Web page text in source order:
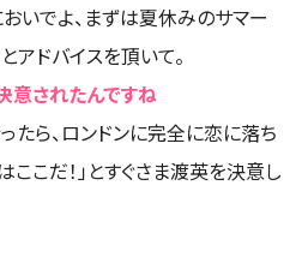
いでよ、まずは夏休みのサマー
アドバイスを頂いて。
意されたんですね
たら、ロンドンに完全に恋に落ち
こだ！」とすぐさま渡英を決意し